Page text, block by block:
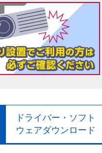
ドライバー・ソフト
ウェアダウンロード